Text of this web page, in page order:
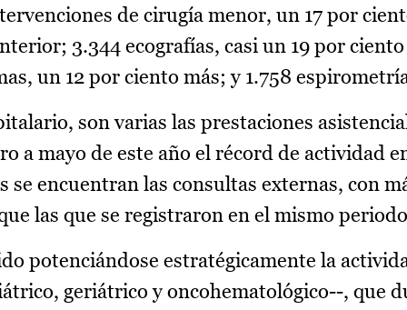
de cirugía menor, un 17 por
3.344 ecografías, casi un 19 por
un 12 por ciento más; y 1.758
son varias las prestaciones
a mayo de este año el récord de actividad
se encuentran las consultas externas, con
las que se registraron en el mismo
potenciándose estratégicamente la
geriátrico y oncohematológico--, que